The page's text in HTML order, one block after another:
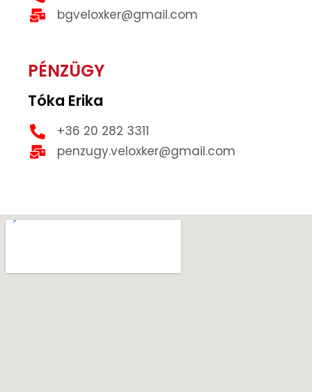
bgveloxker@gmail.com
PÉNZÜGY
Tóka Erika
+36 20 282 3311
penzugy.veloxker@gmail.com